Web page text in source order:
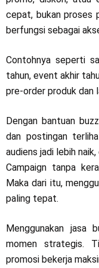
cepat, bukan proses
berfungsi sebagai
Contohnya seperti
tahun, event akhir
pre-order produk dan
Dengan bantuan
dan postingan
audiens jadi lebih
Campaign tanpa
Maka dari itu,
paling tepat.
Menggunakan jasa
momen strategis.
promosi bekerja